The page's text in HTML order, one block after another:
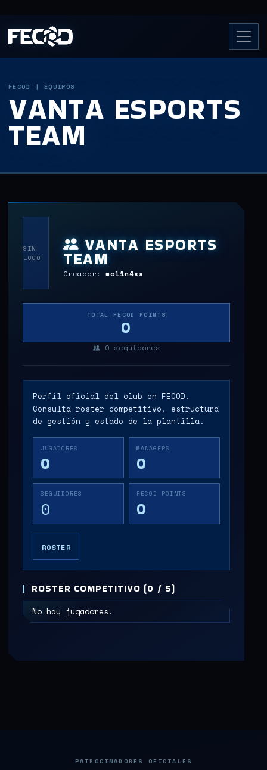
FECOD | EQUIPOS
VANTA ESPORTS
TEAM
SIN
LOGO
VANTA ESPORTS
TEAM
Creador:mol1n4xx
TOTAL FECOD POINTS
0
0 seguidores
Perfil oficial del club en FECOD.
Consulta roster competitivo, estructura
de gestión y estado de la plantilla.
JUGADORES
0
MANAGERS
0
SEGUIDORES
0
FECOD POINTS
0
ROSTER
ROSTER COMPETITIVO (0 / 5)
No hay jugadores.
PATROCINADORES OFICIALES